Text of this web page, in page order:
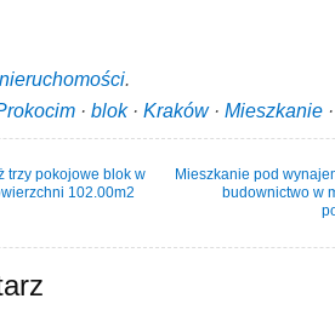
.
· blok· Kraków· Mieszkanie
trzy pokojowe blok w
102.00m2
Mieszkanie pod
budownictwo w